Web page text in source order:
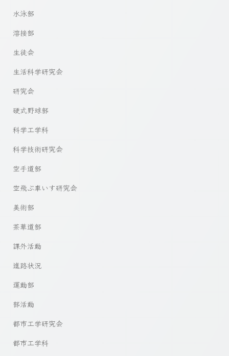
水泳部
溶接部
生徒会
生活科学研究会
研究会
硬式野球部
科学工学科
科学技術研究会
空手道部
空飛ぶ車いす研究会
美術部
茶華道部
課外活動
進路状況
運動部
部活動
都市工学研究会
都市工学科